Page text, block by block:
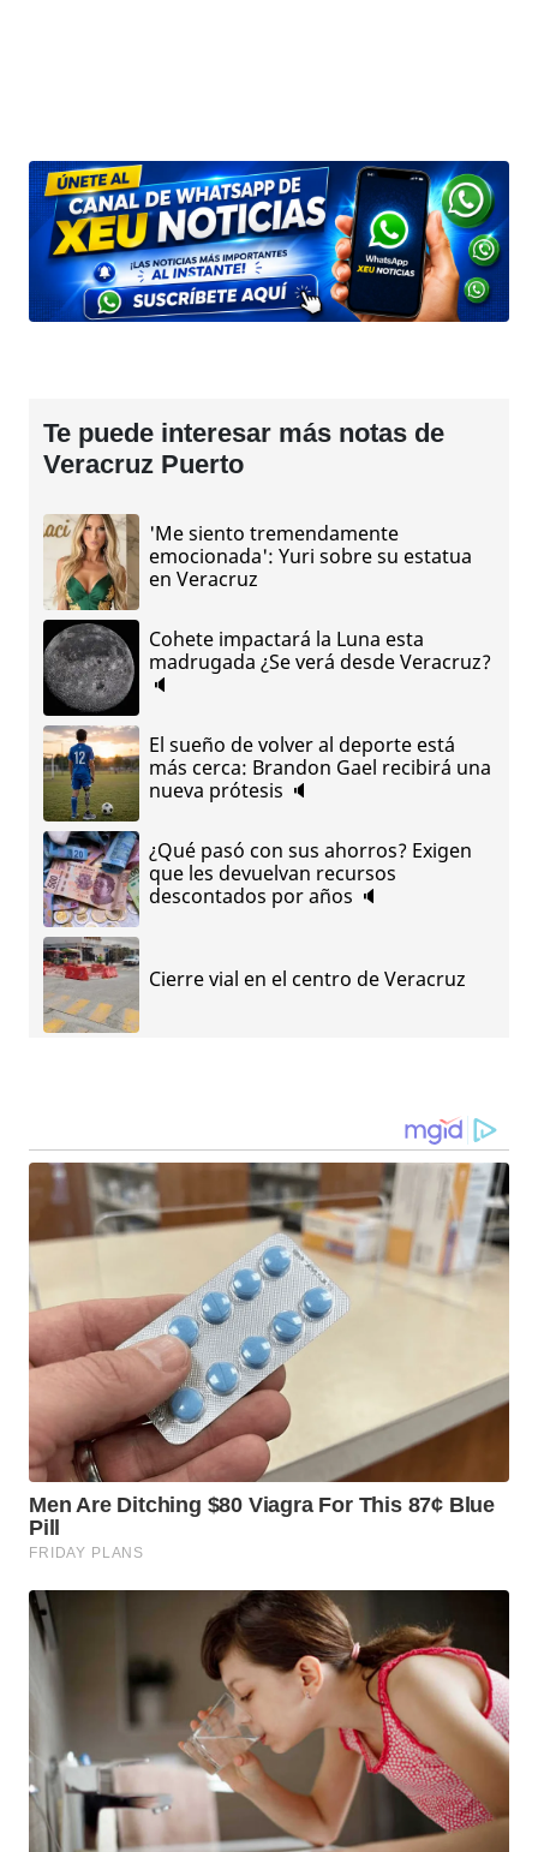
Te puede interesar más notas de
Veracruz Puerto
'Me siento tremendamente
emocionada': Yuri sobre su estatua
en Veracruz
Cohete impactará la Luna esta
madrugada ¿Se verá desde Veracruz?
🔈
El sueño de volver al deporte está
más cerca: Brandon Gael recibirá una
nueva prótesis 🔈
¿Qué pasó con sus ahorros? Exigen
que les devuelvan recursos
descontados por años 🔈
Cierre vial en el centro de Veracruz